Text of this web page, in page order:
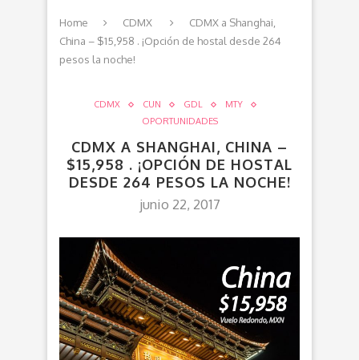
Home CDMX
CDMX a Shanghai,
China – $15,958 . ¡Opción de hostal desde 264
pesos la noche!
CDMX CUN GDL
MTY
OPORTUNIDADES
CDMX A SHANGHAI, CHINA –
$15,958 . ¡OPCIÓN DE HOSTAL
DESDE 264 PESOS LA NOCHE!
junio 22, 2017